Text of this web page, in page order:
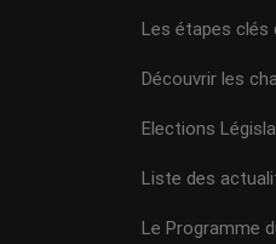
Les étapes clés
Découvrir les
Elections
Liste des
Le Programme